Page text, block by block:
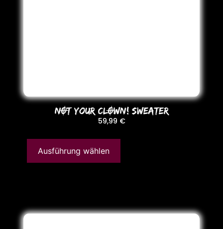
NOT YoUR CLOWN! SWEATER
59,99 €
Ausführung wählen